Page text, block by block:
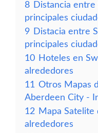
8 Distancia
principales
9 Distacia entre
principales
10 Hoteles en
alrededores
11 Otros Mapas
Aberdeen City -
12 Mapa Satelite
alrededores